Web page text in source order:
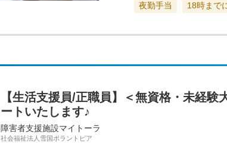
夜勤手当
18時まで
【生活支援員/正職員】＜無資格・未経
ートいたします♪
障害者支援施設マイトーラ
社会福祉法人雪国ボラントピア